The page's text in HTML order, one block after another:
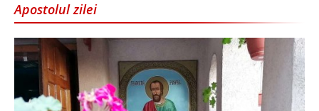
Apostolul zilei